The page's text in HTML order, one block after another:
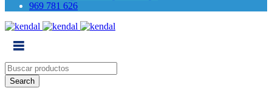
969 781 626